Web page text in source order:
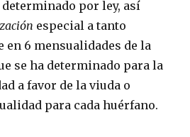
por ley, así
especial a tanto
en 6 mensualidades de la
se ha determinado para la
a favor de la viuda o
para cada huérfano.